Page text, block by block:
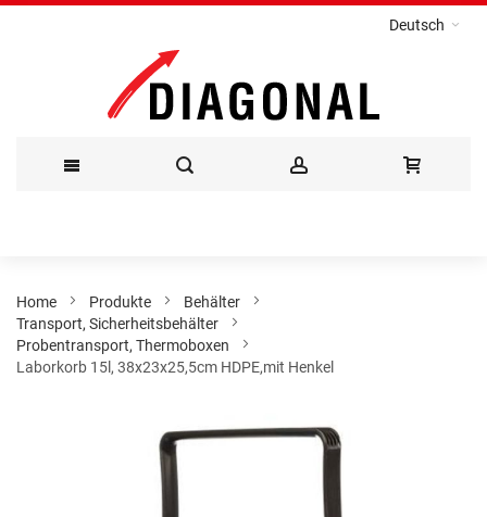
Deutsch
Inhalt
Home Produkte
Behälter
Transport, Sicherheitsbehälter
Probentransport, Thermoboxen
Laborkorb 15l, 38x23x25,5cm HDPE,mit Henkel